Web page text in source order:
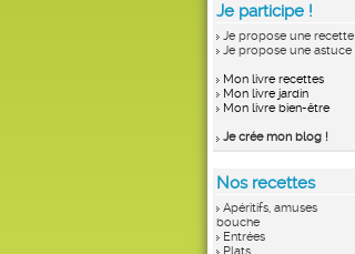
Je participe !
Je propose une recette
Je propose une astuce
Mon livre recettes
Mon livre jardin
Mon livre bien-être
Je crée mon blog !
Nos recettes
Apéritifs, amuses
bouche
Entrées